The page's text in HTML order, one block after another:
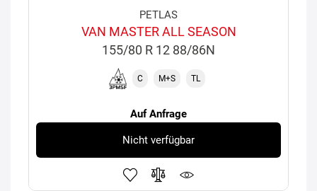
PETLAS
VAN MASTER ALL SEASON
155/80 R 12 88/86N
C M+S TL
Auf Anfrage
Nicht verfügbar